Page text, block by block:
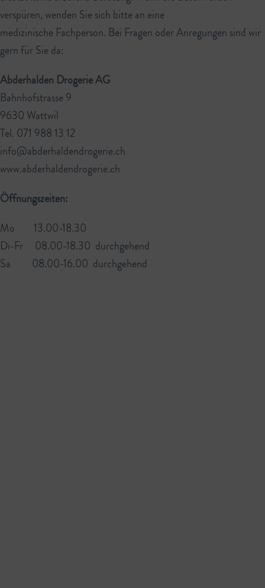
verspüren, wenden Sie sich bitte an eine
medizinische Fachperson. Bei Fragen oder Anregungen sind wir
gern für Sie da:
Abderhalden Drogerie AG
Bahnhofstrasse 9
9630 Wattwil
Tel. 071 988 13 12
info@abderhaldendrogerie.ch
www.abderhaldendrogerie.ch
Öffnungszeiten:
Mo 13.00-18.30
Di-Fr 08.00-18.30 durchgehend
Sa 08.00-16.00 durchgehend